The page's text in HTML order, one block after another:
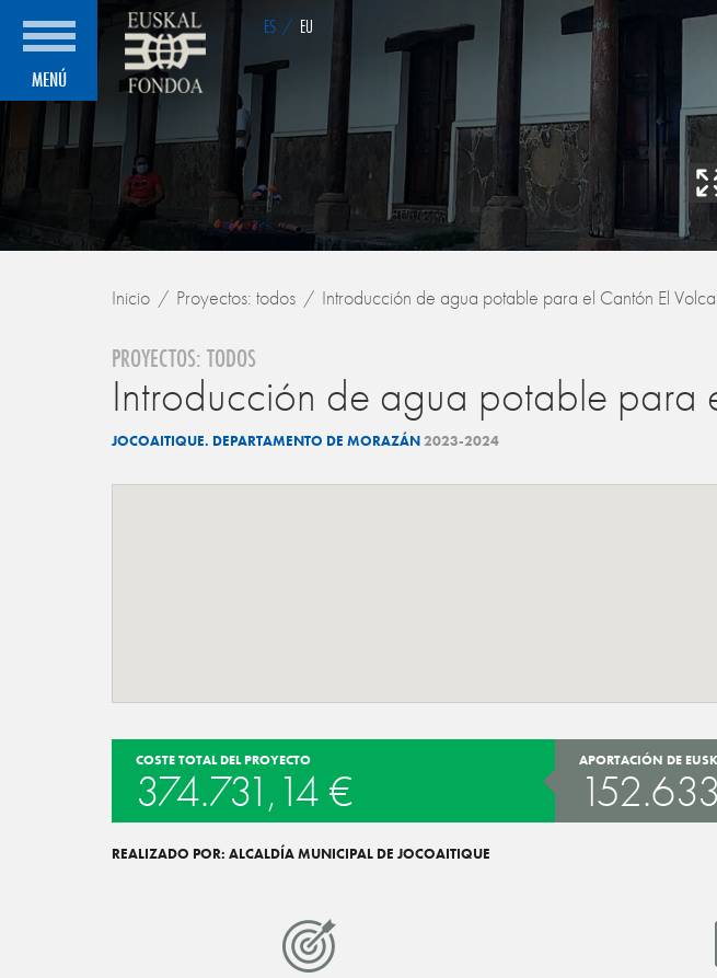
MENÚ
ES / EU
Inicio Proyectos: todos Introducción de agua potable para el Cantón El
PROYECTOS: TODOS
Introducción de agua potable para
JOCOAITIQUE. DEPARTAMENTO DE MORAZÁN2023-2024
COSTE TOTAL DEL PROYECTO
374.731,14 €
APORTACIÓN DE
REALIZADO POR: ALCALDÍA MUNICIPAL DE JOCOAITIQUE